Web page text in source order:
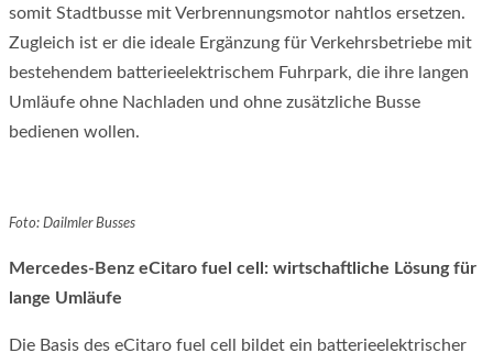
somit Stadtbusse mit Verbrennungsmotor nahtlos ersetzen.
Zugleich ist er die ideale Ergänzung für Verkehrsbetriebe mit
bestehendem batterieelektrischem Fuhrpark, die ihre langen
Umläufe ohne Nachladen und ohne zusätzliche Busse
bedienen wollen.
Foto: Dailmler Busses
Mercedes-Benz eCitaro fuel cell: wirtschaftliche Lösung für
lange Umläufe
Die Basis des eCitaro fuel cell bildet ein batterieelektrischer